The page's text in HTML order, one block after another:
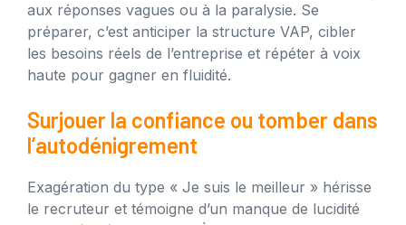
aux réponses vagues ou à la paralysie. Se
préparer, c’est anticiper la structure VAP, cibler
les besoins réels de l’entreprise et répéter à voix
haute pour gagner en fluidité.
Surjouer la confiance ou tomber dans
l’autodénigrement
Exagération du type « Je suis le meilleur » hérisse
le recruteur et témoigne d’un manque de lucidité